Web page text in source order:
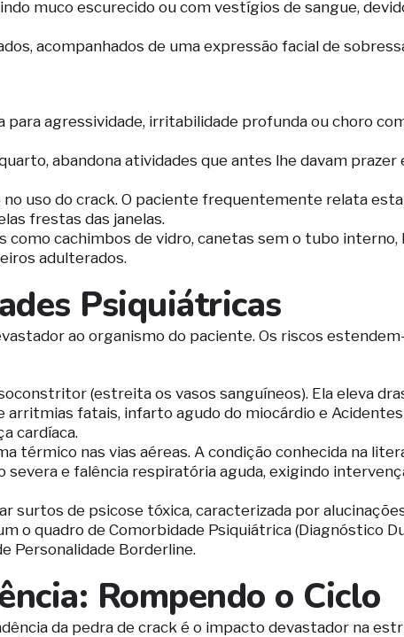
muco escurecido ou com vestígios de sangue,
acompanhados de uma expressão facial de
agressividade, irritabilidade profunda ou choro
abandona atividades que antes lhe davam
uso do crack. O paciente frequentemente relata
frestas das janelas.
cachimbos de vidro, canetas sem o tubo interno,
adulterados.
Psiquiátricas
ao organismo do paciente. Os riscos
(estreita os vasos sanguíneos). Ela eleva
fatais, infarto agudo do miocárdio e Acidentes
cardíaca.
térmico nas vias aéreas. A condição conhecida na
e falência respiratória aguda, exigindo
surtos de psicose tóxica, caracterizada por
o quadro de Comorbidade Psiquiátrica (Diagnóstico
Personalidade Borderline.
Rompendo o Ciclo
da pedra de crack é o impacto devastador na